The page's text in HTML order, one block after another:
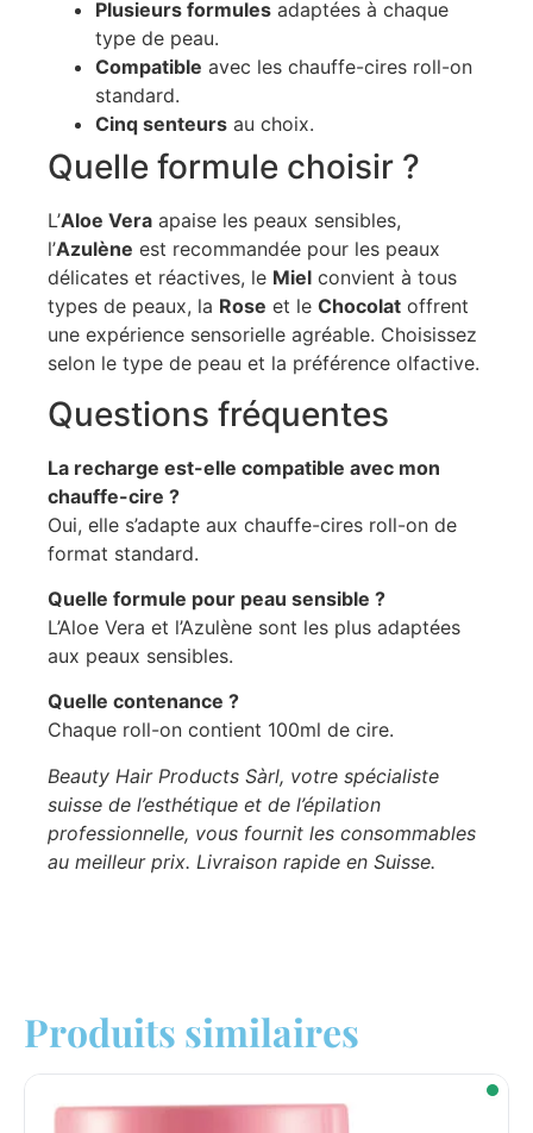
Plusieurs formules adaptées à chaque
type de peau.
Compatible avec les chauffe-cires roll-on
standard.
Cinq senteurs au choix.
Quelle formule choisir ?
L’Aloe Vera apaise les peaux sensibles,
l’Azulène est recommandée pour les peaux
délicates et réactives, le Miel convient à tous
types de peaux, la Rose et le Chocolat offrent
une expérience sensorielle agréable. Choisissez
selon le type de peau et la préférence olfactive.
Questions fréquentes
La recharge est-elle compatible avec mon
chauffe-cire ?
Oui, elle s’adapte aux chauffe-cires roll-on de
format standard.
Quelle formule pour peau sensible ?
L’Aloe Vera et l’Azulène sont les plus adaptées
aux peaux sensibles.
Quelle contenance ?
Chaque roll-on contient 100ml de cire.
Beauty Hair Products Sàrl, votre spécialiste
suisse de l’esthétique et de l’épilation
professionnelle, vous fournit les consommables
au meilleur prix. Livraison rapide en Suisse.
Produits similaires